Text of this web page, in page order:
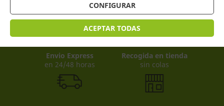
CONFIGURAR
ACEPTAR TODAS
Envio Express
en 24/48 horas
Recogida en tienda
sin colas